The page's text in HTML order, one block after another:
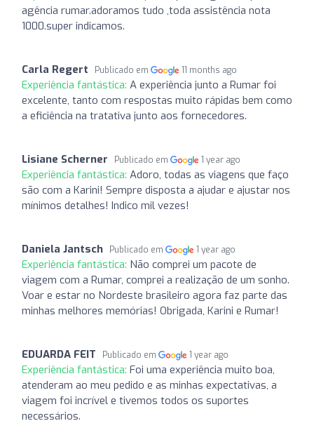
agência rumar.adoramos tudo ,toda assistência nota
1000.super indicamos.
Carla Regert Publicado em 11 months ago
Experiência fantástica: A experiência junto a Rumar foi
excelente, tanto com respostas muito rápidas bem como
a eficiência na tratativa junto aos fornecedores.
Lisiane Scherner Publicado em 1 year ago
Experiência fantástica: Adoro, todas as viagens que faço
são com a Karini! Sempre disposta a ajudar e ajustar nos
mínimos detalhes! Indico mil vezes!
Daniela Jantsch Publicado em 1 year ago
Experiência fantástica: Não comprei um pacote de
viagem com a Rumar, comprei a realização de um sonho.
Voar e estar no Nordeste brasileiro agora faz parte das
minhas melhores memórias! Obrigada, Karini e Rumar!
EDUARDA FEIT Publicado em 1 year ago
Experiência fantástica: Foi uma experiência muito boa,
atenderam ao meu pedido e as minhas expectativas, a
viagem foi incrível e tivemos todos os suportes
necessários.